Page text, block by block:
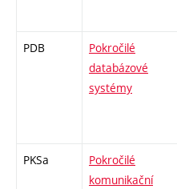
PDB
Pokročilé
databázové
systémy
PKSa
Pokročilé
komunikační